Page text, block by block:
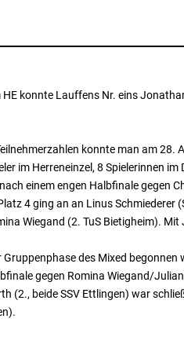
konnte Lauffens Nr. eins
konnte man am 28.
im Herreneinzel, 8 Spielerinnen
einem engen Halbfinale gegen
4 ging an an Linus Schmiederer
Wiegand (2. TuS Bietigheim).
des Mixed begonnen
gegen Romina Wiegand/
(2., beide SSV Ettlingen) war